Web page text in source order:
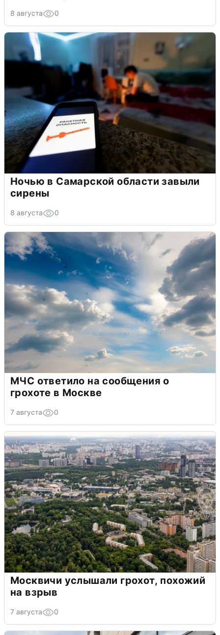
8 августа 0
Ночью в Самарской области завыли
сирены
8 августа 0
МЧС ответило на сообщения о
грохоте в Москве
7 августа 0
Москвичи услышали грохот, похожий
на взрыв
7 августа 0